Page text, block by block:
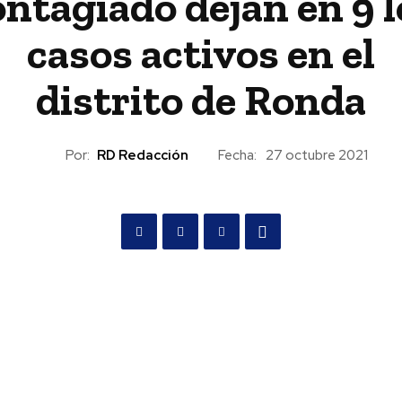
casos activos en el
distrito de Ronda
Por: RD Redacción Fecha: 27 octubre 2021